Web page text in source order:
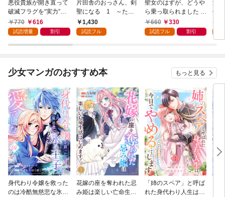
悪役貴族が開き直って
破滅フラグを“実力”で
叩き折っていたら、い
つの間にかヒロイン達
になった件（コミッ
770 616
試読増量 割引
片田舎のおっさん、剣
聖になる 1 ～ただ
の田舎の剣術師範だっ
たのに、大成した弟子
1,430
試読フル
聖女のはずが、どうや
ら乗っ取られました 1
巻660 330
試読フル 割引
漆
仲
の
ま
少女マンガのおすすめ本 もっと見る
身代わり令嬢を救った
のは冷酷無慈悲な氷の
花嫁の座を奪われた忌
み姫は楽しい亡命生活
「姉のスペア」と呼ば
れた身代わり人生は、